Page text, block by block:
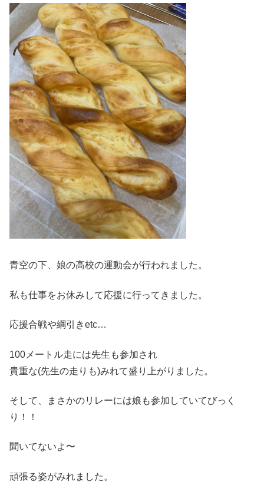
青空の下、娘の高校の運動会が行われました。
私も仕事をお休みして応援に行ってきました。
応援合戦や綱引きetc…
100メートル走には先生も参加され
貴重な(先生の走りも)みれて盛り上がりました。
そして、まさかのリレーには娘も参加していてびっく
り！！
聞いてないよ〜
頑張る姿がみれました。